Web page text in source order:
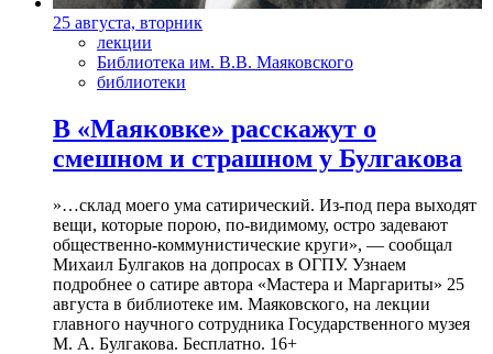
25 августа, вторник
лекции
Библиотека им. В.В. Маяковского
библиотеки
В «Маяковке» расскажут о
смешном и страшном у Булгакова
»…склад моего ума сатирический. Из-под пера выходят
вещи, которые порою, по-видимому, остро задевают
общественно-коммунистические круги», — сообщал
Михаил Булгаков на допросах в ОГПУ. Узнаем
подробнее о сатире автора «Мастера и Маргариты» 25
августа в библиотеке им. Маяковского, на лекции
главного научного сотрудника Государственного музея
М. А. Булгакова. Бесплатно. 16+